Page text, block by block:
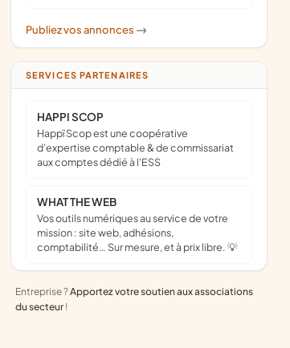
Publiez vos annonces ->
SERVICES PARTENAIRES
HAPPI SCOP
Happï Scop est une coopérative
d’expertise comptable & de commissariat
aux comptes dédié à l'ESS
WHAT THE WEB
Vos outils numériques au service de votre
mission : site web, adhésions,
comptabilité… Sur mesure, et à prix libre. 💡
Entreprise ?Apportez votre soutien aux associations
du secteur !